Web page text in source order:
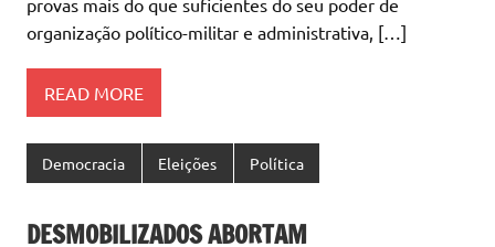
provas mais do que suficientes do seu poder de
organização político-militar e administrativa, […]
READ MORE
Democracia Eleições Política
DESMOBILIZADOS ABORTAM